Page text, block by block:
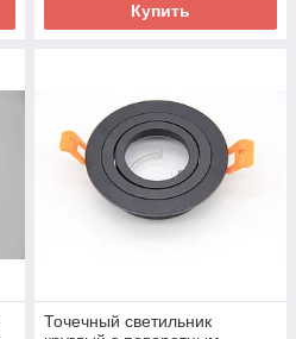
Купить
Точечный светильник